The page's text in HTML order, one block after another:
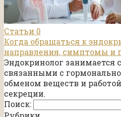
Статьи 0
Когда обращаться к
направления, симптомы и
Эндокринолог занимается
связанными с
обменом веществ и
секреции.
Поиск: